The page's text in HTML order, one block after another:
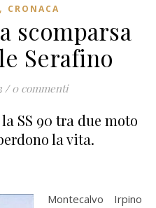
, CRONACA
scomparsa
Serafino
/ 0 commenti
SS 90 tra due moto
la vita.
Montecalvo Irpino